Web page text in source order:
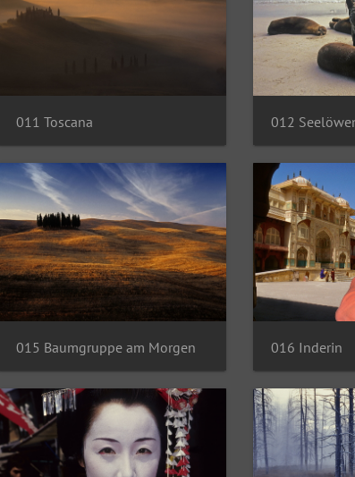
011 Toscana
015 Baumgruppe am Morgen 016 Inderin